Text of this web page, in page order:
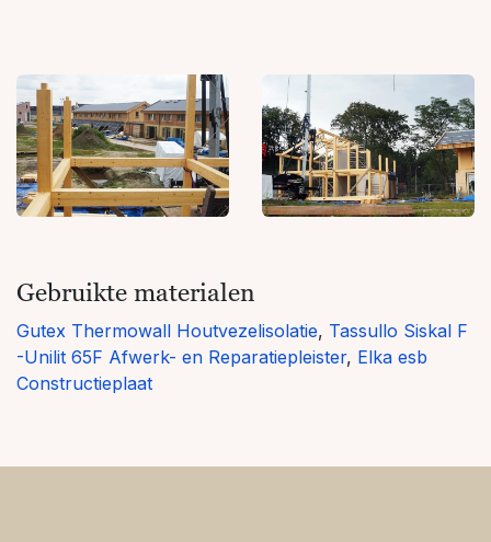
Gebruikte materialen
Gutex Thermowall Houtvezelisolatie, Tassullo Siskal F
-Unilit 65F Afwerk- en Reparatiepleister, Elka esb
Constructieplaat